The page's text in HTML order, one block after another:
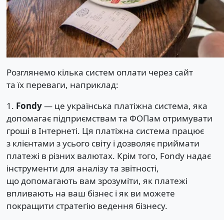
Розглянемо кілька систем оплати через сайт
та їх переваги, наприклад:
1. Fondy— це українська платіжна система, яка
допомагає підприємствам та ФОПам отримувати
гроші в Інтернеті. Ця платіжна система працює
з клієнтами з усього світу і дозволяє приймати
платежі в різних валютах. Крім того, Fondy надає
інструменти для аналізу та звітності,
що допомагають вам зрозуміти, як платежі
впливають на ваш бізнес і як ви можете
покращити стратегію ведення бізнесу.